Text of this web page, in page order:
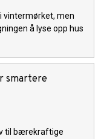
vintermørket, men
å lyse opp hus
smartere
til bærekraftige